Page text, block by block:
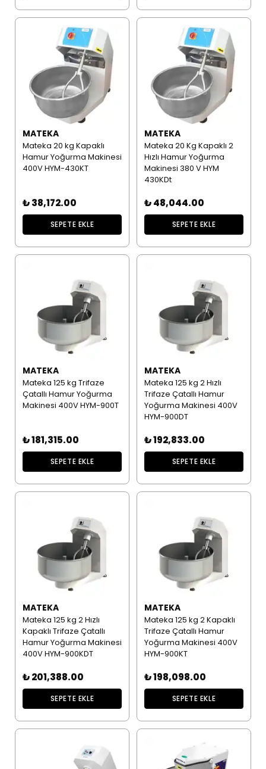
MATEKA
Mateka 20 kg Kapaklı
Hamur Yoğurma Makinesi
400V HYM-430KT
₺ 38,172.00
SEPETE EKLE
MATEKA
Mateka 20 Kg Kapaklı 2
Hızlı Hamur Yoğurma
Makinesi 380 V HYM
430KDt
₺ 48,044.00
SEPETE EKLE
MATEKA
Mateka 125 kg Trifaze
Çatallı Hamur Yoğurma
Makinesi 400V HYM-900T
₺ 181,315.00
SEPETE EKLE
MATEKA
Mateka 125 kg 2 Hızlı
Trifaze Çatallı Hamur
Yoğurma Makinesi 400V
HYM-900DT
₺ 192,833.00
SEPETE EKLE
MATEKA
Mateka 125 kg 2 Hızlı
Kapaklı Trifaze Çatallı
Hamur Yoğurma Makinesi
400V HYM-900KDT
₺ 201,388.00
SEPETE EKLE
MATEKA
Mateka 125 kg 2 Kapaklı
Trifaze Çatallı Hamur
Yoğurma Makinesi 400V
HYM-900KT
₺ 198,098.00
SEPETE EKLE